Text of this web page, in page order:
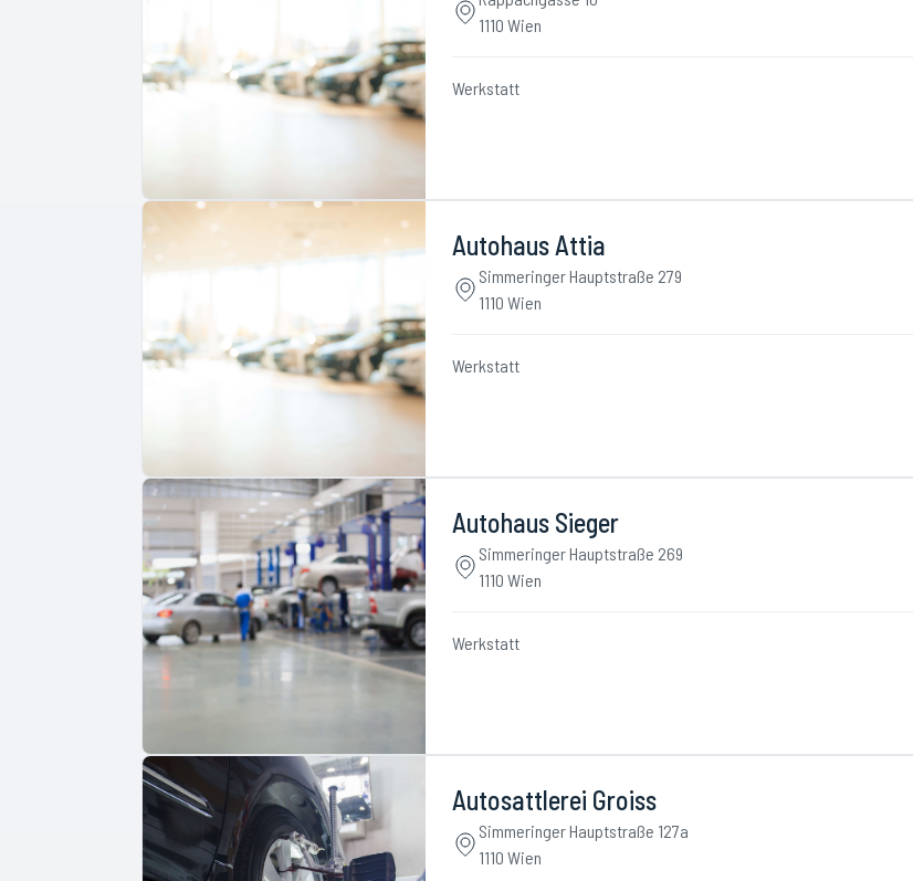
1110 Wien
Werkstatt
Autohaus Attia
Simmeringer Hauptstraße 279
1110 Wien
Werkstatt
Autohaus Sieger
Simmeringer Hauptstraße 269
1110 Wien
Werkstatt
Autosattlerei Groiss
Simmeringer Hauptstraße 127a
1110 Wien